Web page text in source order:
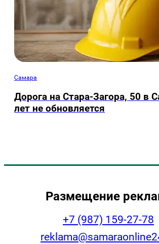
Самара
Дорога на Стара-Загора, 50 в
лет не обновляется
Размещение
+7 (987) 159-27-78